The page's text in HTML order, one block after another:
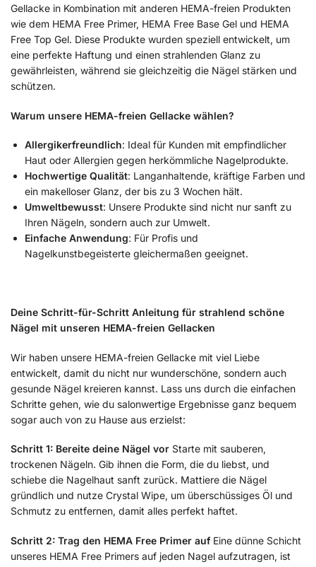
Gellacke in Kombination mit anderen HEMA-freien Produkten
wie dem HEMA Free Primer, HEMA Free Base Gel und HEMA
Free Top Gel. Diese Produkte wurden speziell entwickelt, um
eine perfekte Haftung und einen strahlenden Glanz zu
gewährleisten, während sie gleichzeitig die Nägel stärken und
schützen.
Warum unsere HEMA-freien Gellacke wählen?
Allergikerfreundlich: Ideal für Kunden mit empfindlicher
Haut oder Allergien gegen herkömmliche Nagelprodukte.
Hochwertige Qualität: Langanhaltende, kräftige Farben und
ein makelloser Glanz, der bis zu 3 Wochen hält.
Umweltbewusst: Unsere Produkte sind nicht nur sanft zu
Ihren Nägeln, sondern auch zur Umwelt.
Einfache Anwendung: Für Profis und
Nagelkunstbegeisterte gleichermaßen geeignet.
Deine Schritt-für-Schritt Anleitung für strahlend schöne
Nägel mit unseren HEMA-freien Gellacken
Wir haben unsere HEMA-freien Gellacke mit viel Liebe
entwickelt, damit du nicht nur wunderschöne, sondern auch
gesunde Nägel kreieren kannst. Lass uns durch die einfachen
Schritte gehen, wie du salonwertige Ergebnisse ganz bequem
sogar auch von zu Hause aus erzielst:
Schritt 1: Bereite deine Nägel vor Starte mit sauberen,
trockenen Nägeln. Gib ihnen die Form, die du liebst, und
schiebe die Nagelhaut sanft zurück. Mattiere die Nägel
gründlich und nutze Crystal Wipe, um überschüssiges Öl und
Schmutz zu entfernen, damit alles perfekt haftet.
Schritt 2: Trag den HEMA Free Primer aufEine dünne Schicht
unseres HEMA Free Primers auf jeden Nagel aufzutragen, ist